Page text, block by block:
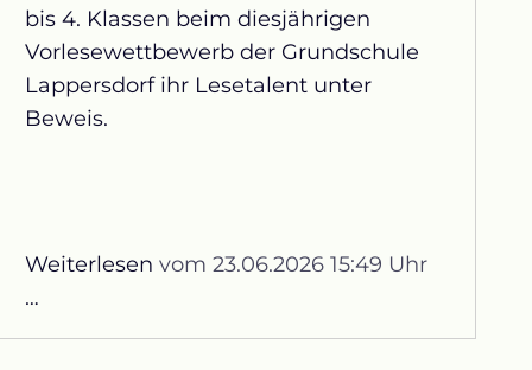
vom 23.06.2026 15:49 Uhr
bis 4. Klassen beim diesjährigen
Vorlesewettbewerb der Grundschule
Lappersdorf ihr Lesetalent unter
Beweis.
Weiterlesen
…